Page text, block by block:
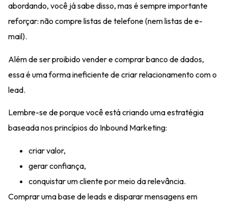
abordando, você já sabe disso, mas é sempre importante
reforçar: não compre listas de telefone (nem listas de e-
mail).
Além de serproibido vender e comprar banco de dados,
essa é uma forma ineficiente de criar relacionamento com o
lead.
Lembre-se de porque você está criando uma estratégia
baseada nos princípios do Inbound Marketing:
criar valor,
gerar confiança,
conquistar um cliente por meio da relevância.
Comprar uma base de leads e disparar mensagens em